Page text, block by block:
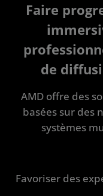
Faire
de
AMD offre des
basées sur des
systèmes
Favoriser des